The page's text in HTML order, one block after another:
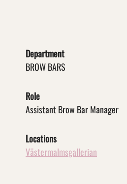
Department
BROW BARS
Role
Assistant Brow Bar Manager
Locations
Västermalmsgallerian